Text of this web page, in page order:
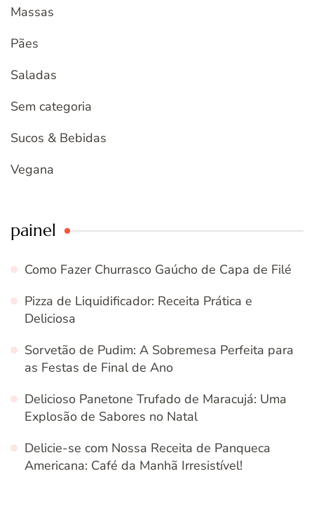
Massas
Pães
Saladas
Sem categoria
Sucos & Bebidas
Vegana
painel
Como Fazer Churrasco Gaúcho de Capa de Filé
Pizza de Liquidificador: Receita Prática e
Deliciosa
Sorvetão de Pudim: A Sobremesa Perfeita para
as Festas de Final de Ano
Delicioso Panetone Trufado de Maracujá: Uma
Explosão de Sabores no Natal
Delicie-se com Nossa Receita de Panqueca
Americana: Café da Manhã Irresistível!